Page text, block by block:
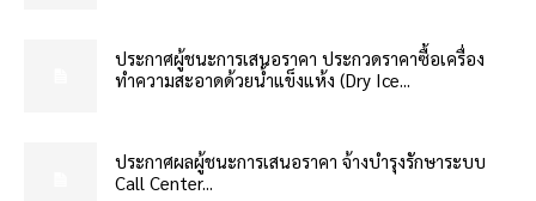
ประกาศผู้ชนะการเสนอราคา ประกวดราคาซื้อเครื่อง
ทำความสะอาดด้วยน้ำแข็งแห้ง (Dry Ice...
ประกาศผลผู้ชนะการเสนอราคา จ้างบำรุงรักษาระบบ
Call Center...